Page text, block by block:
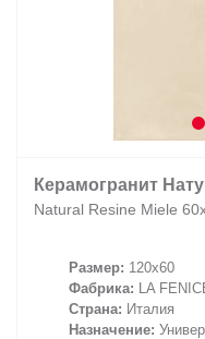
Керамогранит
Natural Resine Miele
Размер: 120x60
Фабрика: LA
Страна: Италия
Назначение: